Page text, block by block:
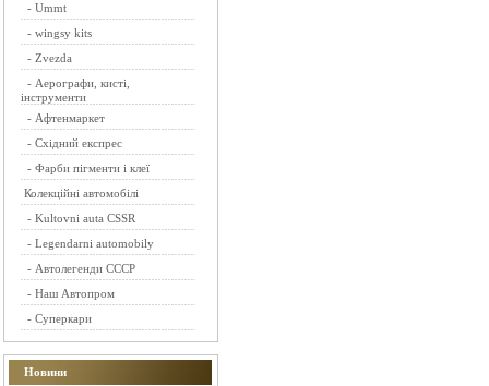
- Ummt
- wingsy kits
- Zvezda
- Аерографи, кисті,
інструменти
- Афтенмаркет
- Східний експрес
- Фарби пігменти і клеї
Колекційні автомобілі
- Kultovni auta CSSR
- Legendarni automobily
- Автолегенди СССР
- Наш Автопром
- Суперкари
Новини